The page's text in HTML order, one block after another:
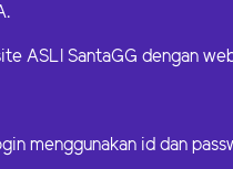
ASLI SantaGG dengan
menggunakan id dan